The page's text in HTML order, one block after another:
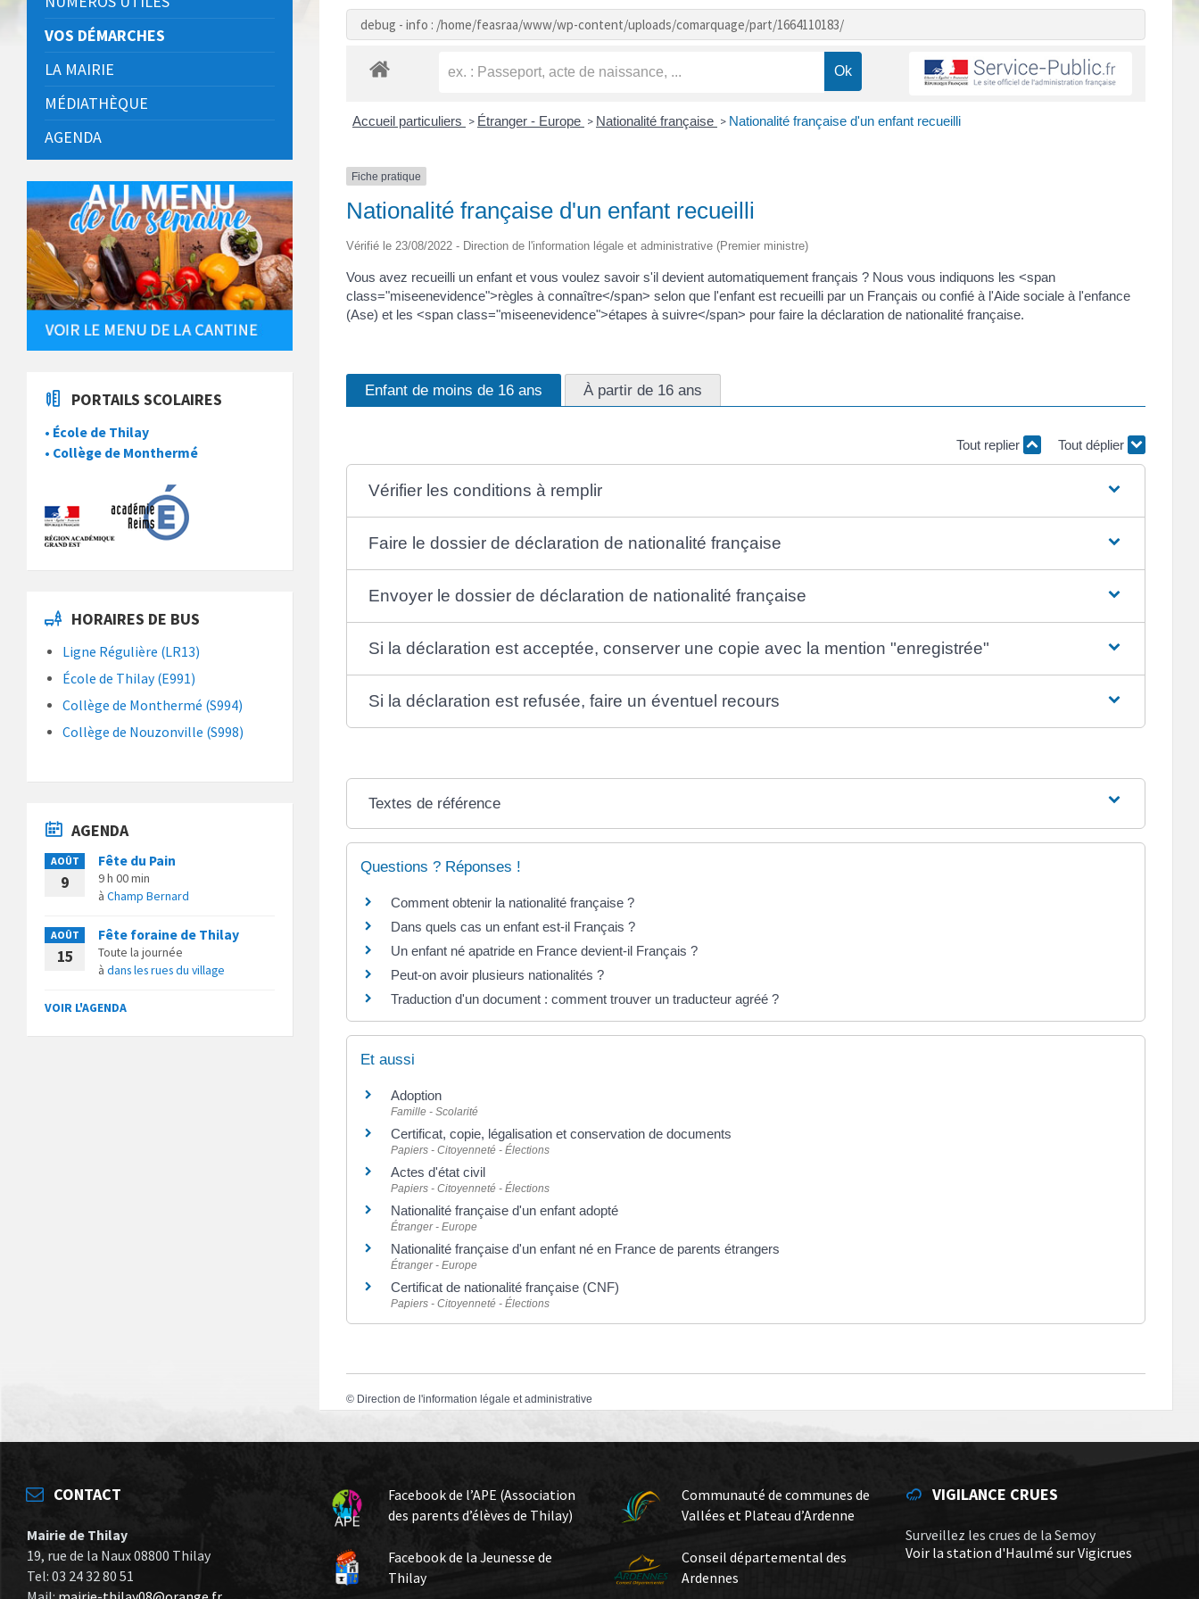
debug - info : /home/feasraa/www/wp-content/uploads/comarquage/part/1664110183/
Accueil particuliers > Étranger - Europe > Nationalité française > Nationalité française d'un enfant recueilli
Fiche pratique
Nationalité française d'un enfant recueilli
Vérifié le 23/08/2022 - Direction de l'information légale et administrative (Premier ministre)
Vous avez recueilli un enfant et vous voulez savoir s'il devient automatiquement français ? Nous vous indiquons les <span
class="miseenevidence">règles à connaître</span> selon que l'enfant est recueilli par un Français ou confié à l'Aide sociale à l'enfance
(Ase) et les <span class="miseenevidence">étapes à suivre</span> pour faire la déclaration de nationalité française.
Enfant de moins de 16 ans À partir de 16 ans
Tout replier Tout déplier
Vérifier les conditions à remplir
Faire le dossier de déclaration de nationalité française
Envoyer le dossier de déclaration de nationalité française
Si la déclaration est acceptée, conserver une copie avec la mention "enregistrée"
Si la déclaration est refusée, faire un éventuel recours
Textes de référence
Questions ? Réponses !
Comment obtenir la nationalité française ?
Dans quels cas un enfant est-il Français ?
Un enfant né apatride en France devient-il Français ?
Peut-on avoir plusieurs nationalités ?
Traduction d'un document : comment trouver un traducteur agréé ?
Et aussi
Adoption
Famille - Scolarité
Certificat, copie, légalisation et conservation de documents
Papiers - Citoyenneté - Élections
Actes d'état civil
Papiers - Citoyenneté - Élections
Nationalité française d'un enfant adopté
Étranger - Europe
Nationalité française d'un enfant né en France de parents étrangers
Étranger - Europe
Certificat de nationalité française (CNF)
Papiers - Citoyenneté - Élections
© Direction de l'information légale et administrative
VOS DÉMARCHES
LA MAIRIE
MÉDIATHÈQUE
AGENDA
PORTAILS SCOLAIRES
• École de Thilay
• Collège de Monthermé
HORAIRES DE BUS
Ligne Régulière (LR13)
École de Thilay (E991)
Collège de Monthermé (S994)
Collège de Nouzonville (S998)
AGENDA
AOÛT
9
Fête du Pain
9 h 00 min
à Champ Bernard
AOÛT
15
Fête foraine de Thilay
Toute la journée
à dans les rues du village
VOIR L'AGENDA
CONTACT
Mairie de Thilay
19, rue de la Naux 08800 Thilay
Tel: 03 24 32 80 51
Facebook de l’APE (Association
des parents d’élèves de Thilay)
Facebook de la Jeunesse de
Thilay
Communauté de communes de
Vallées et Plateau d’Ardenne
Conseil départemental des
Ardennes
VIGILANCE CRUES
Surveillez les crues de la Semoy
Voir la station d'Haulmé sur Vigicrues